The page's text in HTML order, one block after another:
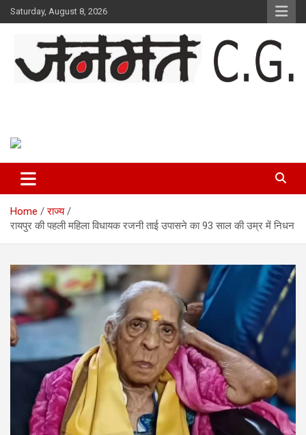
Skip
to
Saturday, August 8, 2026
Home
राज्य
रायपुर की पहली महिला विधायक रजनी ताई उपासने का 93 साल की उम्र में निधन